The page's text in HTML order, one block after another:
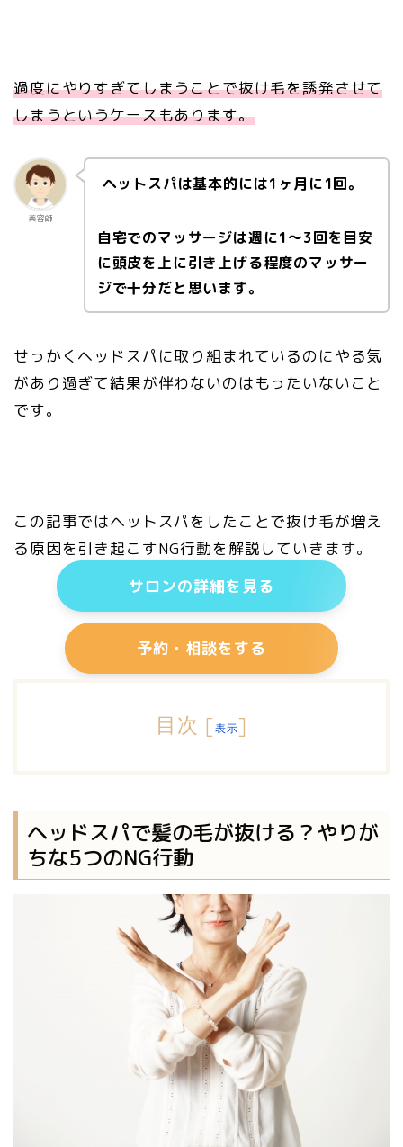
過度にやりすぎてしまうことで抜け毛を誘発させて
しまうというケースもあります。
美容師
ヘットスパは基本的には1ヶ月に1回。
自宅でのマッサージは週に1〜3回を目安
に頭皮を上に引き上げる程度のマッサー
ジで十分だと思います。
せっかくヘッドスパに取り組まれているのにやる気
があり過ぎて結果が伴わないのはもったいないこと
です。
この記事ではヘットスパをしたことで抜け毛が増え
る原因を引き起こすNG行動を解説していきます。
サロンの詳細を見る
予約・相談をする
目次 [ 表示]
ヘッドスパで髪の毛が抜ける？やりが
ちな5つのNG行動